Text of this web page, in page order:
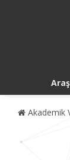
Akademik